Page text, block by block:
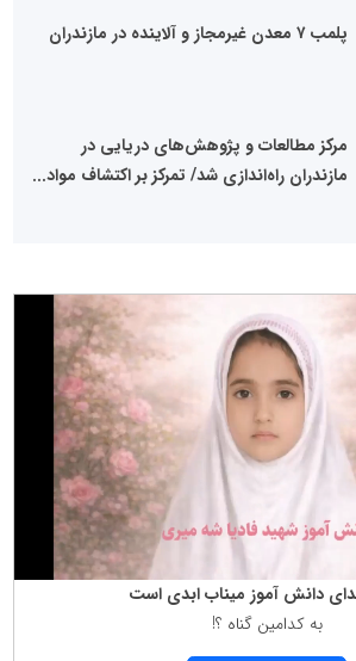
پلمب ۷ معدن غیرمجاز و آلاینده در مازندران
مرکز مطالعات و پژوهش‌های دریایی در
مازندران راه‌اندازی شد/ تمرکز بر اکتشاف مواد...
دانش آموز میناب ابدی است
به كدامین گناه ؟!